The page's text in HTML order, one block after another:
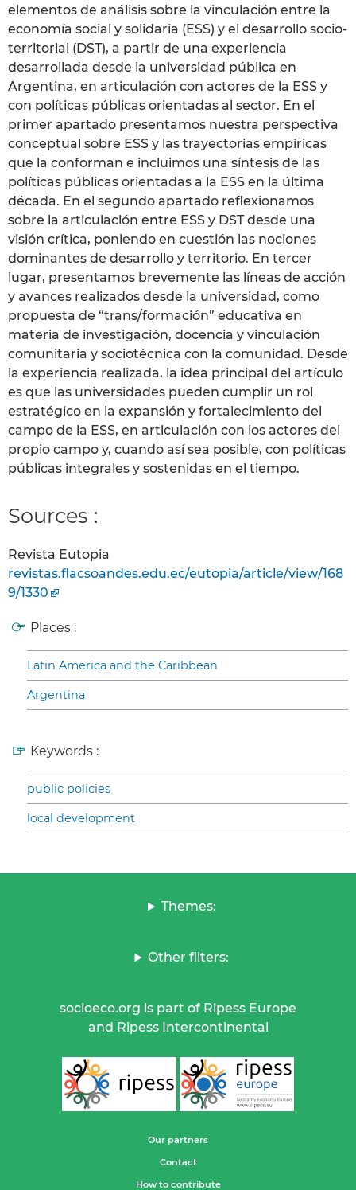
elementos de análisis sobre la vinculación entre la
economía social y solidaria (ESS) y el desarrollo socio-
territorial (DST), a partir de una experiencia
desarrollada desde la universidad pública en
Argentina, en articulación con actores de la ESS y
con políticas públicas orientadas al sector. En el
primer apartado presentamos nuestra perspectiva
conceptual sobre ESS y las trayectorias empíricas
que la conforman e incluimos una síntesis de las
políticas públicas orientadas a la ESS en la última
década. En el segundo apartado reflexionamos
sobre la articulación entre ESS y DST desde una
visión crítica, poniendo en cuestión las nociones
dominantes de desarrollo y territorio. En tercer
lugar, presentamos brevemente las líneas de acción
y avances realizados desde la universidad, como
propuesta de “trans/formación” educativa en
materia de investigación, docencia y vinculación
comunitaria y sociotécnica con la comunidad. Desde
la experiencia realizada, la idea principal del artículo
es que las universidades pueden cumplir un rol
estratégico en la expansión y fortalecimiento del
campo de la ESS, en articulación con los actores del
propio campo y, cuando así sea posible, con políticas
públicas integrales y sostenidas en el tiempo.
Sources :
Revista Eutopia
revistas.flacsoandes.edu.ec/eutopia/article/view/168
9/1330
Places :
Latin America and the Caribbean
Argentina
Keywords :
public policies
local development
Themes:
Other filters:
socioeco.org is part of Ripess Europe
and Ripess Intercontinental
Our partners
Contact
How to contribute